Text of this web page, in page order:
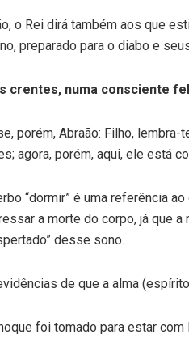
o Rei dirá também aos que
preparado para o diabo e
crentes, numa consciente
porém, Abraão: Filho,
agora, porém, aqui, ele está
“dormir” é uma referência
a morte do corpo, já que
desse sono.
de que a alma
foi tomado para estar com